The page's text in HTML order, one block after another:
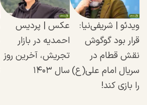
ویدئو | شریفی‌نیا:
قرار بود گوگوش
نقش قطام در
سریال امام علی(ع)
را بازی کند!
عکس | پردیس
احمدیه در بازار
تجریش، آخرین روز
سال ۱۴۰۳